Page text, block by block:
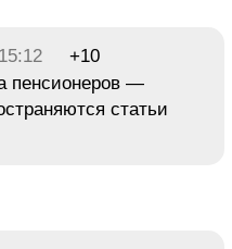
+10
пенсионеров —
статьи